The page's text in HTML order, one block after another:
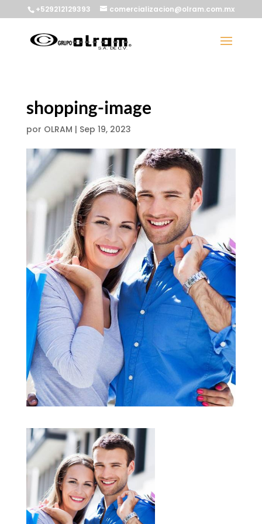
+529212129393 comercializacion@olram.com.mx
shopping-image
por OLRAM | Sep 19, 2023